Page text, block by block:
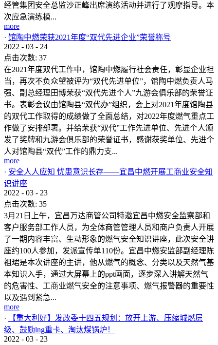
经管集团安全总监沙正峰出席演练活动并进行了观摩指导。本
次应急演练模...
more
· 馆陶中燃荣获2021年度“双代先进企业”荣誉称号
2022 - 03 - 24
点击次数: 37
在2021年度双代工作中，馆陶中燃履行社会责任，彰显企业担
当，再次不负众望被评为“双代先进单位”，馆陶中燃负责人马
强、副总经理田博荣获“双代先进个人”九游会俱乐部的荣誉证
书。表彰会议由馆陶县“双代办”组织，会上对2021年度馆陶县
的双代工作取得的成绩做了全面总结，对2022年度燃气重点工
作做了安排部署。并给荣获“双代”工作先进单位、先进个人颁
发了奖牌和九游会俱乐部的荣誉证书，感谢获奖单位、先进个
人对馆陶县“双代”工作的鼎力支...
more
· 安全人人应知 忧患意识长存——宜昌中燃开展工商业安全知
识讲座
2022 - 03 - 23
点击次数: 35
3月21日上午，宜昌万达商管公司特邀宜昌中燃安全监察部和
客户服务部工作人员，为全体商管管理人员和商户负责人开展
了一期内容丰富、生动形象的燃气安全知识讲座，此次安全讲
座约100人参加，发派宣传单110份。宜昌中燃安监部副经理陈
祖珺是本次讲座的主讲，他从燃气的概念、分类以及天然气基
本知识入手，通过大屏幕上的ppt画面，逐步深入讲解天然气
的危害性、工商业燃气安全的注意事项、燃气报警器的重要性
以及遇到紧急...
more
·
【重大利好】发改委十四五规划：放开上游、压缩城燃层
级、鼓励lng重卡、淘汰煤锅炉！
2022 - 03 - 23